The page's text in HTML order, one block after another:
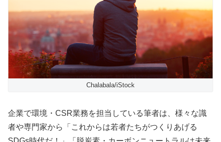
Chalabala/iStock
企業で環境・CSR業務を担当している筆者は、様々な識
者や専門家から「これからは若者たちがつくりあげる